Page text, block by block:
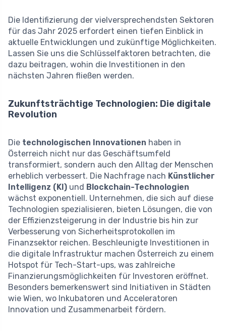
Die Identifizierung der vielversprechendsten Sektoren
für das Jahr 2025 erfordert einen tiefen Einblick in
aktuelle Entwicklungen und zukünftige Möglichkeiten.
Lassen Sie uns die Schlüsselfaktoren betrachten, die
dazu beitragen, wohin die Investitionen in den
nächsten Jahren fließen werden.
Zukunftsträchtige Technologien: Die digitale
Revolution
Die technologischen Innovationen haben in
Österreich nicht nur das Geschäftsumfeld
transformiert, sondern auch den Alltag der Menschen
erheblich verbessert. Die Nachfrage nach Künstlicher
Intelligenz (KI) und Blockchain-Technologien
wächst exponentiell. Unternehmen, die sich auf diese
Technologien spezialisieren, bieten Lösungen, die von
der Effizienzsteigerung in der Industrie bis hin zur
Verbesserung von Sicherheitsprotokollen im
Finanzsektor reichen. Beschleunigte Investitionen in
die digitale Infrastruktur machen Österreich zu einem
Hotspot für Tech-Start-ups, was zahlreiche
Finanzierungsmöglichkeiten für Investoren eröffnet.
Besonders bemerkenswert sind Initiativen in Städten
wie Wien, wo Inkubatoren und Acceleratoren
Innovation und Zusammenarbeit fördern.